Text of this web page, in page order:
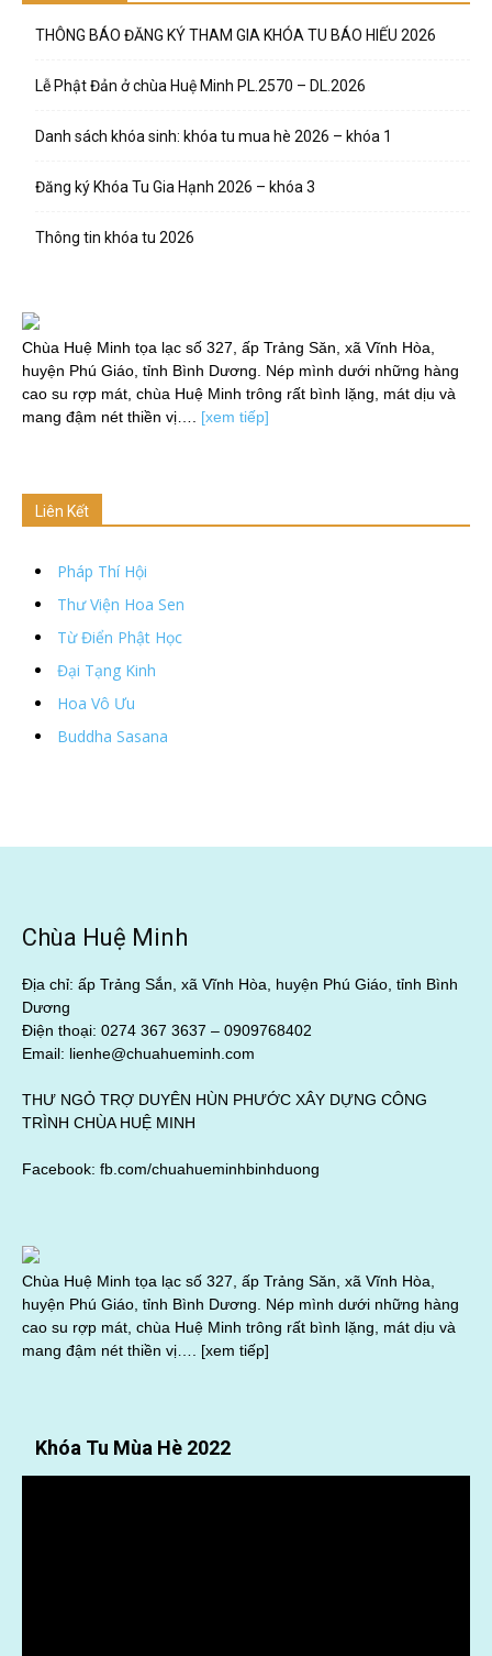
THÔNG BÁO ĐĂNG KÝ THAM GIA KHÓA TU BÁO HIẾU 2026
Lễ Phật Đản ở chùa Huệ Minh PL.2570 – DL.2026
Danh sách khóa sinh: khóa tu mua hè 2026 – khóa 1
Đăng ký Khóa Tu Gia Hạnh 2026 – khóa 3
Thông tin khóa tu 2026
Chùa Huệ Minh tọa lạc số 327, ấp Trảng Săn, xã Vĩnh Hòa,
huyện Phú Giáo, tỉnh Bình Dương. Nép mình dưới những hàng
cao su rợp mát, chùa Huệ Minh trông rất bình lặng, mát dịu và
mang đậm nét thiền vị…. [xem tiếp]
Liên Kết
Pháp Thí Hội
Thư Viện Hoa Sen
Từ Điển Phật Học
Đại Tạng Kinh
Hoa Vô Ưu
Buddha Sasana
Chùa Huệ Minh
Địa chỉ: ấp Trảng Sắn, xã Vĩnh Hòa, huyện Phú Giáo, tỉnh Bình
Dương
Điện thoại: 0274 367 3637 – 0909768402
Email: lienhe@chuahueminh.com
THƯ NGỎ TRỢ DUYÊN HÙN PHƯỚC XÂY DỰNG CÔNG
TRÌNH CHÙA HUỆ MINH
Facebook: fb.com/chuahueminhbinhduong
Chùa Huệ Minh tọa lạc số 327, ấp Trảng Săn, xã Vĩnh Hòa,
huyện Phú Giáo, tỉnh Bình Dương. Nép mình dưới những hàng
cao su rợp mát, chùa Huệ Minh trông rất bình lặng, mát dịu và
mang đậm nét thiền vị…. [xem tiếp]
Khóa Tu Mùa Hè 2022